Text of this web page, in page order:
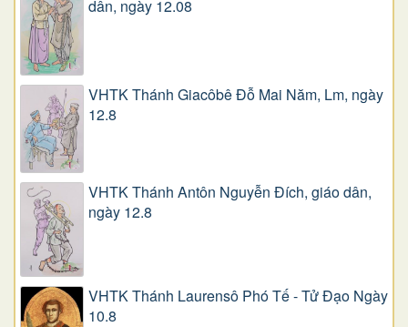
dân, ngày 12.08
VHTK Thánh Giacôbê Ðỗ Mai Năm, Lm, ngày
12.8
VHTK Thánh Antôn Nguyễn Ðích, giáo dân,
ngày 12.8
VHTK Thánh Laurensô Phó Tế - Tử Đạo Ngày
10.8